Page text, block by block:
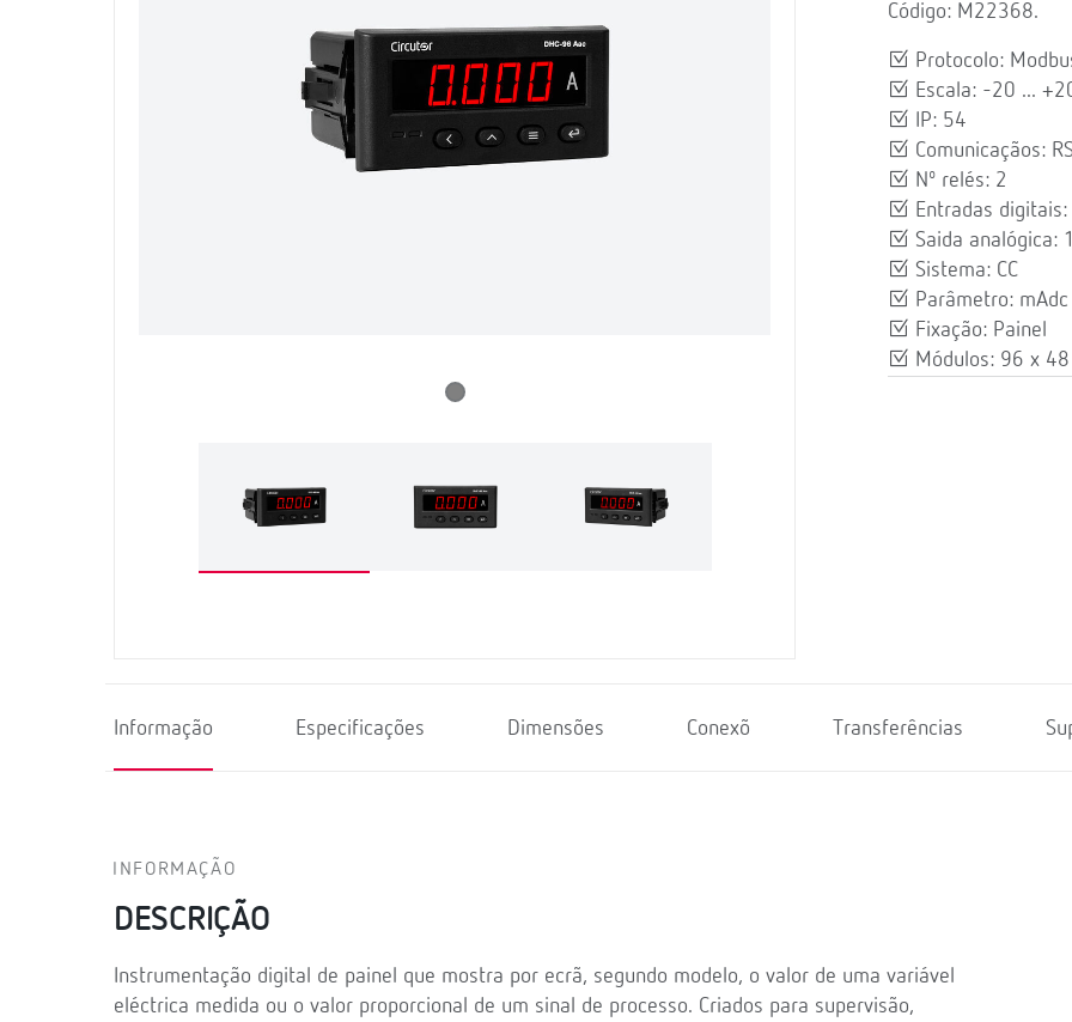
Código: M22368.
Protocolo:
Escala: -20 ...
IP: 54
Comunicaçãos:
Nº relés: 2
Entradas digitais:
Saida analógica:
Sistema: CC
Parâmetro: mAdc
Fixação: Painel
Módulos: 96 x 48
Informação Especificações Dimensões Conexõ Transferências
INFORMAÇÃO
DESCRIÇÃO
Instrumentação digital de painel que mostra por ecrã, segundo modelo, o valor de uma variável
eléctrica medida ou o valor proporcional de um sinal de processo. Criados para supervisão,